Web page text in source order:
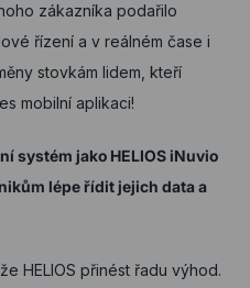
zákazníka podařilo
řízení a v reálném čase i
stovkám lidem, kteří
mobilní aplikaci!
systém jako HELIOS iNuvio
lépe řídit jejich data a
HELIOS přinést řadu výhod.